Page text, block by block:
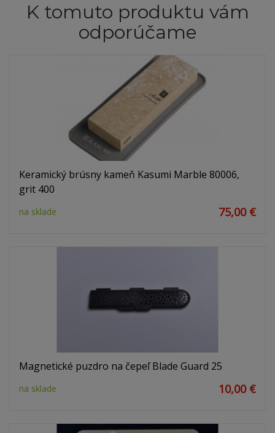
K tomuto produktu vám
odporúčame
Keramický brúsny kameň Kasumi Marble 80006,
grit 400
na sklade 75,00 €
Magnetické puzdro na čepeľ Blade Guard 25
na sklade 10,00 €